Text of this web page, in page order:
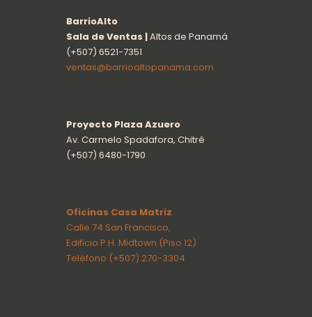
BarrioAlto
Sala de Ventas |Altos de Panamá
(+507) 6521-7351
ventas@barrioaltopanama.com
Proyecto Plaza Azuero
Av. Carmelo Spadafora, Chitré
(+507) 6480-1790
Oficinas Casa Matriz
Calle 74 San Francisco,
Edificio P.H. Midtown (Piso 12)
Teléfono (+507) 270-3304